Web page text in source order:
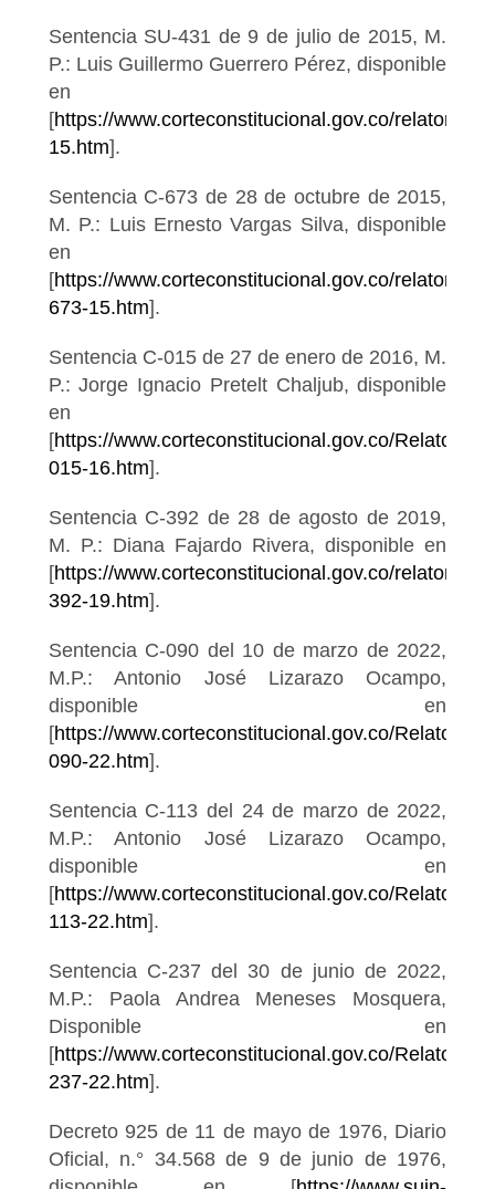
Sentencia SU-431 de 9 de julio de 2015, M.
P.: Luis Guillermo Guerrero Pérez, disponible
en
[https://www.corteconstitucional.gov.co/relatoria/
15.htm].
Sentencia C-673 de 28 de octubre de 2015,
M. P.: Luis Ernesto Vargas Silva, disponible
en
[https://www.corteconstitucional.gov.co/relatoria/
673-15.htm].
Sentencia C-015 de 27 de enero de 2016, M.
P.: Jorge Ignacio Pretelt Chaljub, disponible
en
[https://www.corteconstitucional.gov.co/Relatoria/
015-16.htm].
Sentencia C-392 de 28 de agosto de 2019,
M. P.: Diana Fajardo Rivera, disponible en
[https://www.corteconstitucional.gov.co/relatoria/
392-19.htm].
Sentencia C-090 del 10 de marzo de 2022,
M.P.: Antonio José Lizarazo Ocampo,
disponible en
[https://www.corteconstitucional.gov.co/Relatoria/
090-22.htm].
Sentencia C-113 del 24 de marzo de 2022,
M.P.: Antonio José Lizarazo Ocampo,
disponible en
[https://www.corteconstitucional.gov.co/Relatoria/
113-22.htm].
Sentencia C-237 del 30 de junio de 2022,
M.P.: Paola Andrea Meneses Mosquera,
Disponible en
[https://www.corteconstitucional.gov.co/Relatoria/
237-22.htm].
Decreto 925 de 11 de mayo de 1976, Diario
Oficial, n.° 34.568 de 9 de junio de 1976,